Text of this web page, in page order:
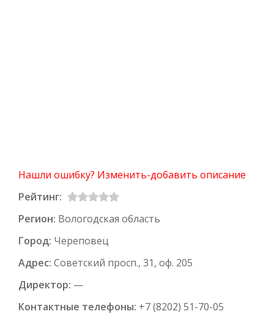
Нашли ошибку? Изменить-добавить описание
Рейтинг:
Регион: Вологодская область
Город: Череповец
Адрес: Советский просп., 31, оф. 205
Директор: —
Контактные телефоны: +7 (8202) 51-70-05